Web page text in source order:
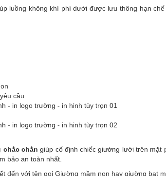
luồng không khí phí dưới được lưu thông hạn
cầu
- in logo trường - in hinh tùy trọn 01
- in logo trường - in hinh tùy trọn 02
chắc chắn giúp cố định chiếc giường lưới trên mặt
bảo an toàn nhất.
đến với tên gọi Giường mầm non hay giường bạt